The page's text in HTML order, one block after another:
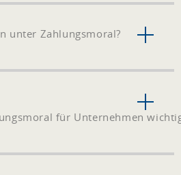
unter Zahlungsmoral?
für Unternehmen